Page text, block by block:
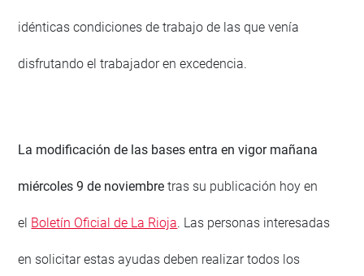
idénticas condiciones de trabajo de las que venía
disfrutando el trabajador en excedencia.
La modificación de las bases entra en vigor mañana
miércoles 9 de noviembre tras su publicación hoy en
el Boletín Oficial de La Rioja. Las personas interesadas
en solicitar estas ayudas deben realizar todos los